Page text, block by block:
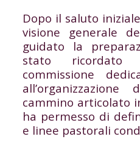
Dopo il saluto
visione generale
guidato la
stato
commissione
cammino articolato
ha permesso di
e linee pastorali